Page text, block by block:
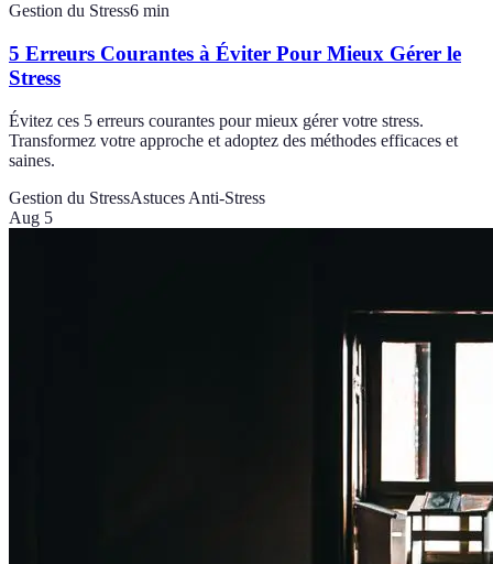
Gestion du Stress6 min
5 Erreurs Courantes à Éviter Pour Mieux Gérer le
Stress
Évitez ces 5 erreurs courantes pour mieux gérer votre stress.
Transformez votre approche et adoptez des méthodes efficaces et
saines.
Gestion du StressAstuces Anti-Stress
Aug 5